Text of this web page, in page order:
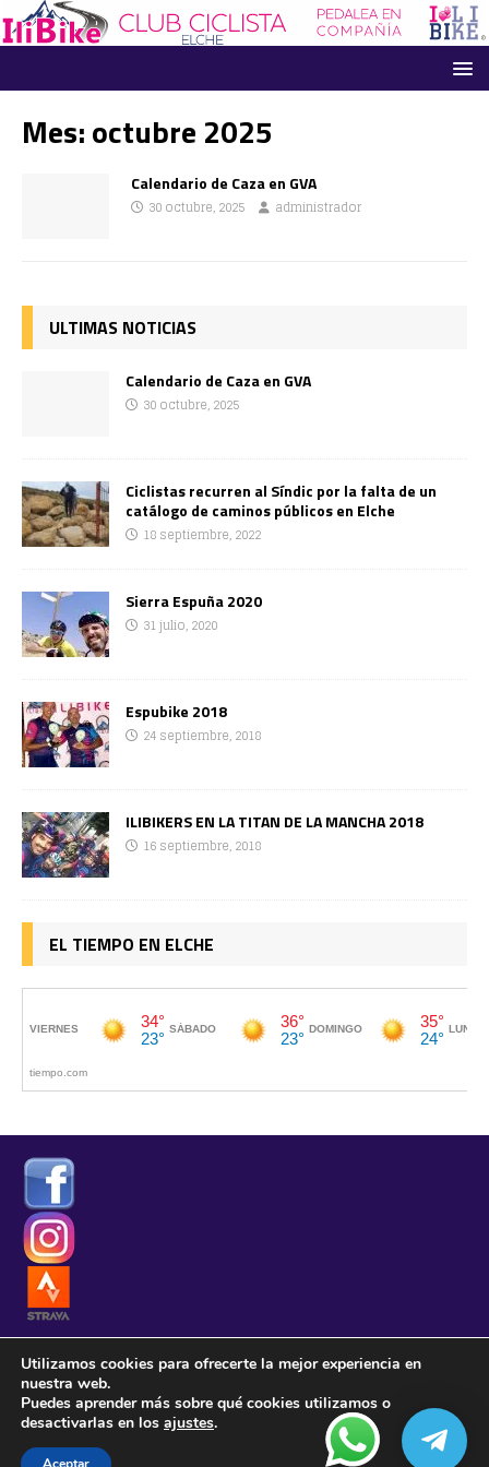
Mes:octubre 2025
Calendario de Caza en GVA
30 octubre, 2025 administrador
ULTIMAS NOTICIAS
Calendario de Caza en GVA
30 octubre, 2025
Ciclistas recurren al Síndic por la falta de un
catálogo de caminos públicos en Elche
18 septiembre, 2022
Sierra Espuña 2020
31 julio, 2020
Espubike 2018
24 septiembre, 2018
ILIBIKERS EN LA TITAN DE LA MANCHA 2018
16 septiembre, 2018
EL TIEMPO EN ELCHE
BÚSQUEDA
Utilizamos cookies para ofrecerte la mejor experiencia en
nuestra web.
Puedes aprender más sobre qué cookies utilizamos o
desactivarlas en los ajustes.
.